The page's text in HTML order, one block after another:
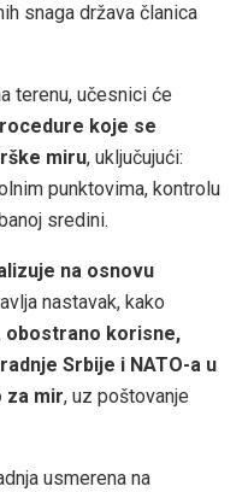
snaga država članica
terenu, učesnici će
koje se
miru, uključujući:
punktovima, kontrolu
sredini.
na osnovu
nastavak, kako
obostrano korisne,
Srbije i NATO-a u
za mir, uz poštovanje
usmerena na